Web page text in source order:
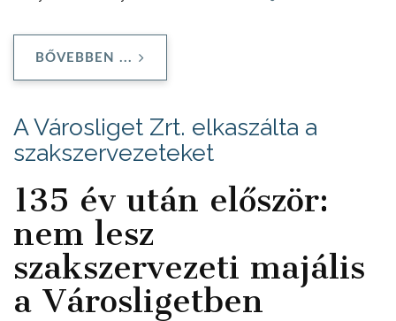
BŐVEBBEN ...
A Városliget Zrt. elkaszálta a
szakszervezeteket
135 év után először:
nem lesz
szakszervezeti majális
a Városligetben